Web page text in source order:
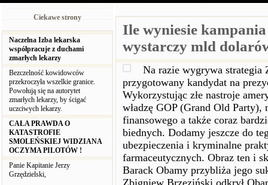
Ciekawe strony
Naczelna Izba lekarska
współpracuje z duchami
zmarłych lekarzy
Bezczelność kowidowców
przekroczyła wszelkie granice.
Powołują się na autorytet
zmarłych lekarzy, by ścigać
uczciwych lekarzy.
CAŁA PRAWDA O
KATASTROFIE
SMOLEŃSKIEJ WIDZIANA
OCZYMA PILOTÓW !
Panie Kapitanie Jerzy
Grzędzielski,
Ile wyniesie
wystarczy mld
Na razie wygrywa strategia
przygotowany kandydat na
Wykorzystując złe nastroje
władzę GOP (Grand Old
finansowego a także coraz
biednych. Dodamy jeszcze do
ubezpieczenia i kryminalne
farmaceutycznych. Obraz ten i
Barack Obamy przybliża jego
Zbigniew Brzeziński odkrył